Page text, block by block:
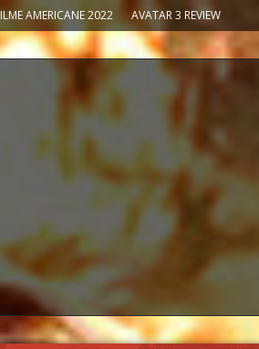
AMERICANE 2022 AVATAR 3 REVIEW